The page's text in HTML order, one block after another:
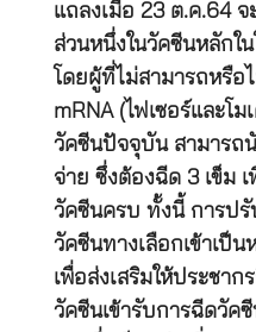
แถลงเมื่อ 23 ต.ค.64
ส่วนหนึ่งในวัคซีนหลักใ
โดยผู้ที่ไม่สามารถหรื
mRNA (ไฟเซอร์และโม
วัคซีนปัจจุบัน สามารถ
จ่าย ซึ่งต้องฉีด 3 เข็ม
วัคซีนครบ ทั้งนี้ การป
วัคซีนทางเลือกเข้าเป็
เพื่อส่งเสริมให้ประชา
วัคซีนเข้ารับการฉีดวัค